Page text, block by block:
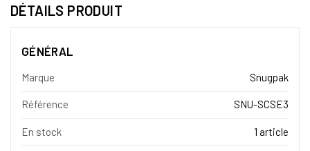
DÉTAILS PRODUIT
GÉNÉRAL
Marque Snugpak
Référence SNU-SCSE3
En stock 1 article